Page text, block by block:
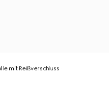
mit Reißverschluss